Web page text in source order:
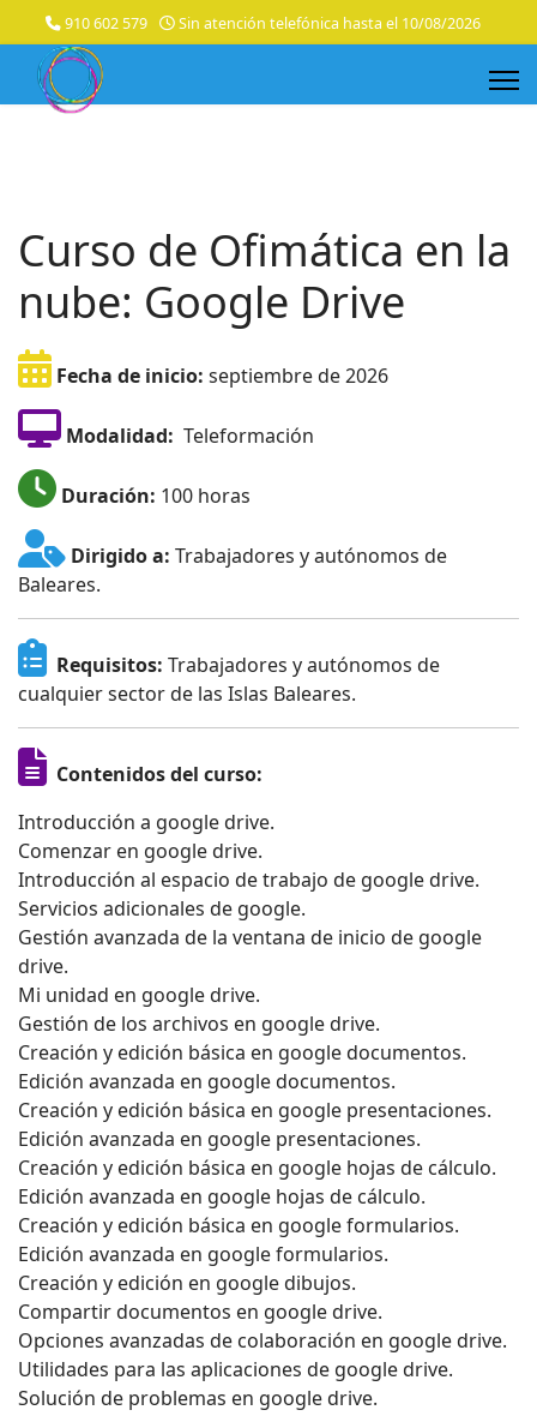
910 602 579 Sin atención telefónica hasta el 10/08/2026
Curso de Ofimática en la
nube: Google Drive
Fecha de inicio: septiembre de 2026
Modalidad: Teleformación
Duración: 100 horas
Dirigido a: Trabajadores y autónomos de
Baleares.
Requisitos: Trabajadores y autónomos de
cualquier sector de las Islas Baleares.
Contenidos del curso:
Introducción a google drive.
Comenzar en google drive.
Introducción al espacio de trabajo de google drive.
Servicios adicionales de google.
Gestión avanzada de la ventana de inicio de google
drive.
Mi unidad en google drive.
Gestión de los archivos en google drive.
Creación y edición básica en google documentos.
Edición avanzada en google documentos.
Creación y edición básica en google presentaciones.
Edición avanzada en google presentaciones.
Creación y edición básica en google hojas de cálculo.
Edición avanzada en google hojas de cálculo.
Creación y edición básica en google formularios.
Edición avanzada en google formularios.
Creación y edición en google dibujos.
Compartir documentos en google drive.
Opciones avanzadas de colaboración en google drive.
Utilidades para las aplicaciones de google drive.
Solución de problemas en google drive.